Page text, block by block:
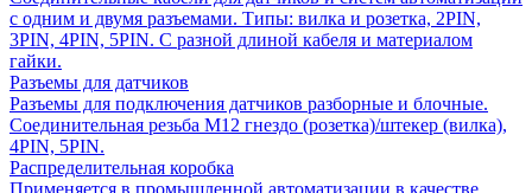
с одним и двумя разъемами. Типы: вилка и розетка, 2PIN,
3PIN, 4PIN, 5PIN. С разной длиной кабеля и материалом
гайки.
Разъемы для датчиков
Разъемы для подключения датчиков разборные и блочные.
Соединительная резьба М12 гнездо (розетка)/штекер (вилка),
4PIN, 5PIN.
Распределительная коробка